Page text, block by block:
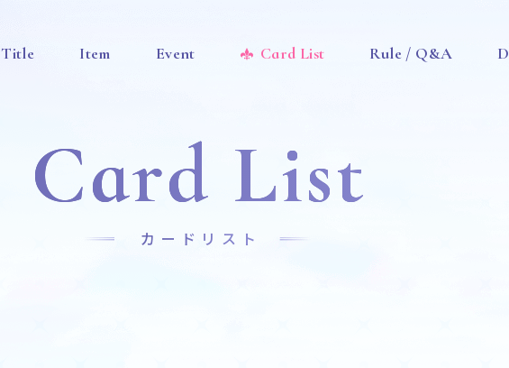
Title Item Event Card List Rule / Q&A
Card List
カードリスト